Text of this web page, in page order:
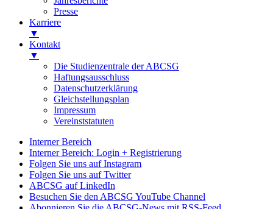
Presse
Karriere
▼
Kontakt
▼
Die Studienzentrale der ABCSG
Haftungsausschluss
Datenschutzerklärung
Gleichstellungsplan
Impressum
Vereinststatuten
Interner Bereich
Interner Bereich: Login + Registrierung
Folgen Sie uns auf Instagram
Folgen Sie uns auf Twitter
ABCSG auf LinkedIn
Besuchen Sie den ABCSG YouTube Channel